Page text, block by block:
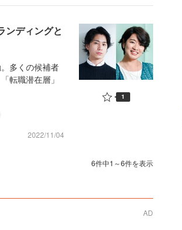
ンディングと
多くの候補者
転職潜在層」
2022/11/04
1
6件中1～6件を表示
AD